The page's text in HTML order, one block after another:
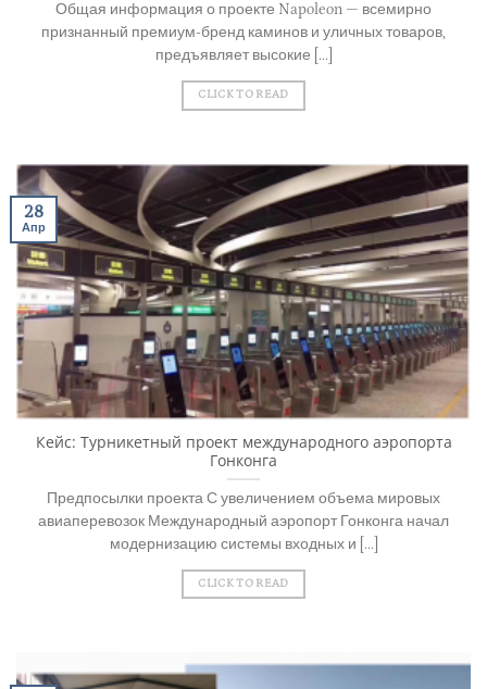
Общая информация о проекте Napoleon — всемирно
признанный премиум-бренд каминов и уличных товаров,
предъявляет высокие [...]
CLICK TO READ
Кейc: Турникетный проект международного аэропорта
Гонконга
Предпосылки проекта С увеличением объема мировых
авиаперевозок Международный аэропорт Гонконга начал
модернизацию системы входных и [...]
CLICK TO READ
28
Апр